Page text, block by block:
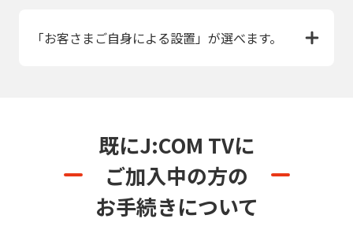
「お客さまご自身による設置」が選べます。
既にJ:COM TVに
ご加入中の方の
お手続きについて